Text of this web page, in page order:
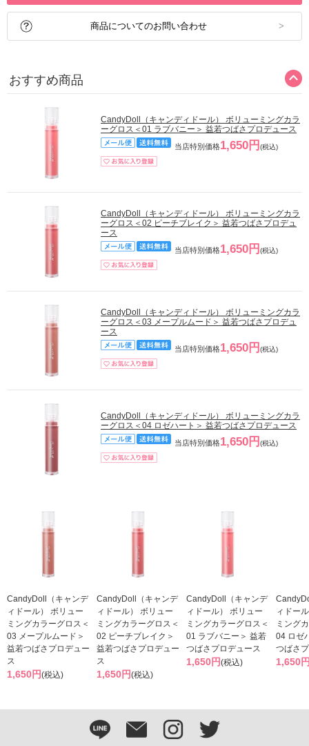
商品についてのお問い合わせ
おすすめ商品
CandyDoll（キャンディドール） ボリューミングカラ
ーグロス＜01 ラブバニー＞ 益若つばさプロデュース
当店特別価格1,650円 (税込)
CandyDoll（キャンディドール） ボリューミングカラ
ーグロス＜02 ピーチブレイク＞ 益若つばさプロデュ
ース
当店特別価格1,650円 (税込)
CandyDoll（キャンディドール） ボリューミングカラ
ーグロス＜03 メープルムード＞ 益若つばさプロデュ
ース
当店特別価格1,650円 (税込)
CandyDoll（キャンディドール） ボリューミングカラ
ーグロス＜04 ロゼハート＞ 益若つばさプロデュース
当店特別価格1,650円 (税込)
CandyDoll（キャンデ
ィドール） ボリュー
ミングカラーグロス＜
03 メープルムード＞
益若つばさプロデュー
ス
1,650円(税込)
CandyDoll（キャンデ
ィドール） ボリュー
ミングカラーグロス＜
02 ピーチブレイク＞
益若つばさプロデュー
ス
1,650円(税込)
CandyDoll（キャンデ
ィドール） ボリュー
ミングカラーグロス＜
01 ラブバニー＞ 益若
つばさプロデュース
1,650円(税込)
ィドー
ミング
04 ロゼ
つばさ
1,650